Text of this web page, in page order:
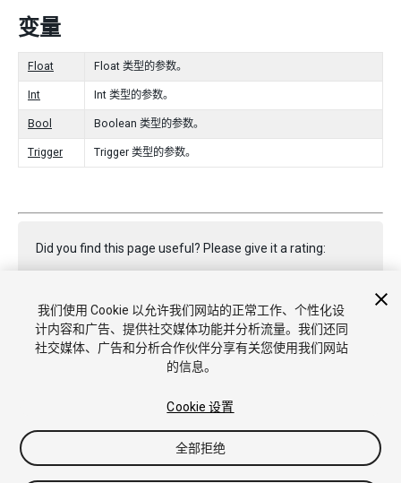
变量
Float Float 类型的参数。
Int Int 类型的参数。
Bool Boolean 类型的参数。
Trigger Trigger 类型的参数。
Did you find this page useful? Please give it a rating:
Report a problem on this page
版权所有 © 2020 Unity Technologies. Publication 2020.1
我们使用 Cookie 以允许我们网站的正常工作、个性化设
计内容和广告、提供社交媒体功能并分析流量。我们还同
社交媒体、广告和分析合作伙伴分享有关您使用我们网站
的信息。
Cookie 设置
全部拒绝